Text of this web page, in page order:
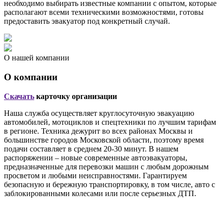
необходимо выбирать известные компании с опытом, которые
располагают всеми техническими возможностями, готовы
предоставить эвакуатор под конкретный случай.
О нашей компании
О компании
Скачать карточку организации
Наша служба осуществляет круглосуточную эвакуацию
автомобилей, мотоциклов и спецтехники по лучшим тарифам
в регионе. Техника дежурит во всех районах Москвы и
большинстве городов Московской области, поэтому время
подачи составляет в среднем 20-30 минут. В нашем
распоряжении – новые современные автоэвакуаторы,
предназначенные для перевозки машин с любым дорожным
просветом и любыми неисправностями. Гарантируем
безопасную и бережную транспортировку, в том числе, авто с
заблокированными колесами или после серьезных ДТП.